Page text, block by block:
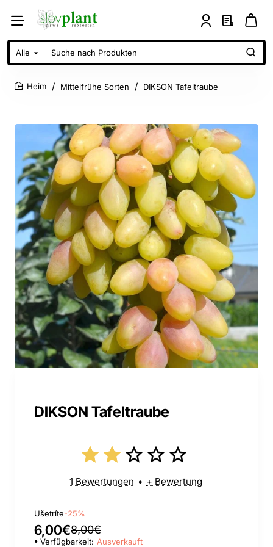
Alle
Suche
nach
Produkten
Mittelfrühe Sorten DIKSON Tafeltraube
DIKSON Tafeltraube
1 Bewertungen • + Bewertung
Ušetríte-25%
6,00€8,00€
Verfügbarkeit: Ausverkauft